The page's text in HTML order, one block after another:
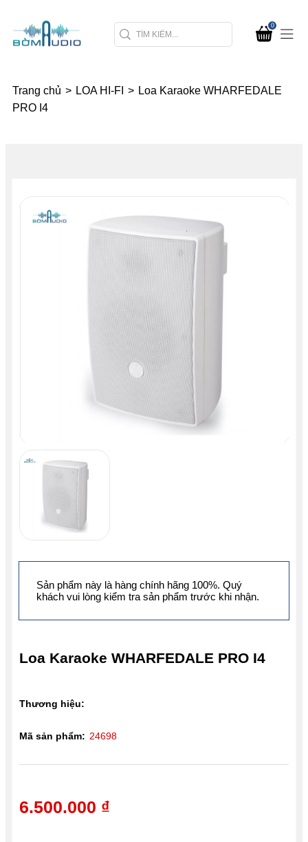
0
Trang chủ > LOA HI-FI > Loa Karaoke WHARFEDALE
PRO I4
Loa Karaoke WHARFEDALE PRO I4
6.500.000 ₫
Thương hiệu:
Mã sản phẩm: 24698
Sản phẩm này là hàng chính hãng 100%. Quý
khách vui lòng kiểm tra sản phẩm trước khi nhận.